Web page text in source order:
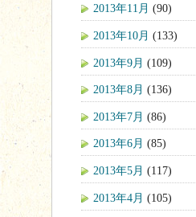
2013年11月 (90)
2013年10月 (133)
2013年9月 (109)
2013年8月 (136)
2013年7月 (86)
2013年6月 (85)
2013年5月 (117)
2013年4月 (105)